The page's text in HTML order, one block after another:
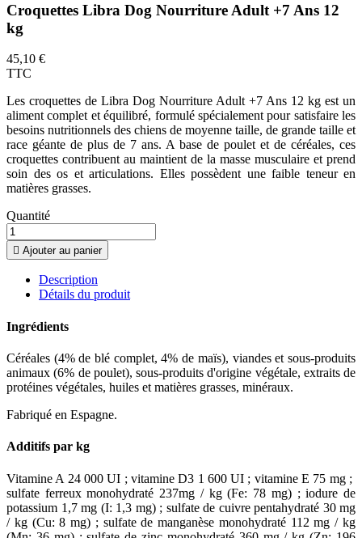
Croquettes Libra Dog Nourriture Adult +7 Ans 12
kg
45,10 €
TTC
Les croquettes de Libra Dog Nourriture Adult +7 Ans 12 kg est un
aliment complet et équilibré, formulé spécialement pour satisfaire les
besoins nutritionnels des chiens de moyenne taille, de grande taille et
race géante de plus de 7 ans. A base de poulet et de céréales, ces
croquettes contribuent au maintient de la masse musculaire et prend
soin des os et articulations. Elles possèdent une faible teneur en
matières grasses.
Quantité
 Ajouter au panier
Description
Détails du produit
Ingrédients
Céréales (4% de blé complet, 4% de maïs), viandes et sous-produits
animaux (6% de poulet), sous-produits d'origine végétale, extraits de
protéines végétales, huiles et matières grasses, minéraux.
Fabriqué en Espagne.
Additifs par kg
Vitamine A 24 000 UI ; vitamine D3 1 600 UI ; vitamine E 75 mg ;
sulfate ferreux monohydraté 237mg / kg (Fe: 78 mg) ; iodure de
potassium 1,7 mg (I: 1,3 mg) ; sulfate de cuivre pentahydraté 30 mg
/ kg (Cu: 8 mg) ; sulfate de manganèse monohydraté 112 mg / kg